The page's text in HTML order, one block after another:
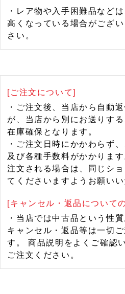
・レア物や入手困難品など
高くなっている場合がござ
さい。
[ご注文について]
・ご注文後、当店から自動
が、当店から別にお送りす
在庫確保となります。
・ご注文日時にかかわらず
及び各種手数料がかかりま
注文される場合は、同じシ
てくださいますようお願いい
[キャンセル・返品について
・当店では中古品という性
キャンセル・返品等は一切
す。 商品説明をよくご確認
ご注文ください。